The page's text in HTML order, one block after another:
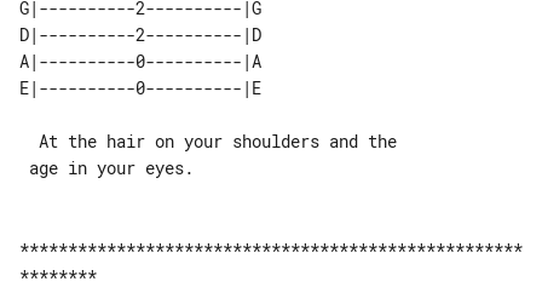
G|----------2----------|G
D|----------2----------|D
A|----------0----------|A
****************************************************
********